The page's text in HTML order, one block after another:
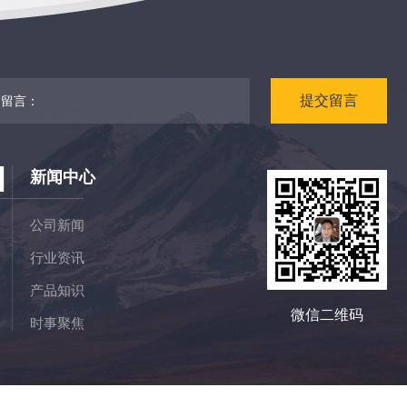
提交留言
新闻中心
公司新闻
行业资讯
产品知识
时事聚焦
微信二维码